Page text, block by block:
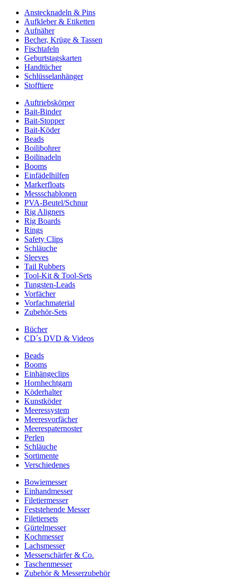
Anstecknadeln & Pins
Aufkleber & Etiketten
Aufnäher
Becher, Krüge & Tassen
Fischtafeln
Geburtstagskarten
Handtücher
Schlüsselanhänger
Stofftiere
Auftriebskörper
Bait-Binder
Bait-Stopper
Bait-Köder
Beads
Boilibohrer
Boilinadeln
Booms
Einfädelhilfen
Markerfloats
Messschablonen
PVA-Beutel/Schnur
Rig Aligners
Rig Boards
Rings
Safety Clips
Schläuche
Sleeves
Tail Rubbers
Tool-Kit & Tool-Sets
Tungsten-Leads
Vorfächer
Vorfachmaterial
Zubehör-Sets
Bücher
CD´s DVD & Videos
Beads
Booms
Einhängeclips
Hornhechtgarn
Köderhalter
Kunstköder
Meeressystem
Meeresvorfächer
Meerespaternoster
Perlen
Schläuche
Sortimente
Verschiedenes
Bowiemesser
Einhandmesser
Filetiermesser
Feststehende Messer
Filetiersets
Gürtelmesser
Kochmesser
Lachsmesser
Messerschärfer & Co.
Taschenmesser
Zubehör & Messerzubehör